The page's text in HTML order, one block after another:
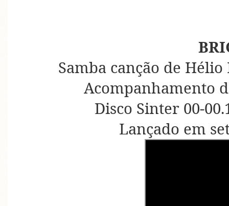
Samba canção de
Acompanhamento
Disco Sinter 00-
Lançado em